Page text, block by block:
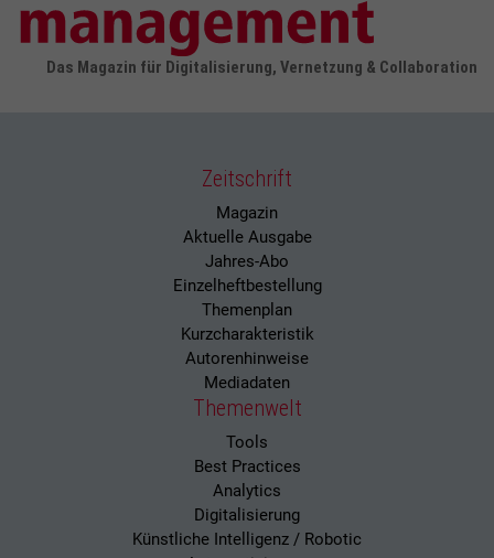
Das Magazin für Digitalisierung, Vernetzung & Collaboration
Zeitschrift
Magazin
Aktuelle Ausgabe
Jahres-Abo
Einzelheftbestellung
Themenplan
Kurzcharakteristik
Autorenhinweise
Mediadaten
Themenwelt
Tools
Best Practices
Analytics
Digitalisierung
Künstliche Intelligenz / Robotic